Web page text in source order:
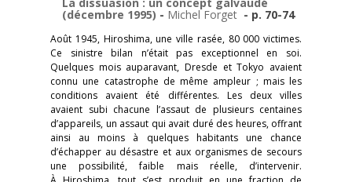
(décembre 1995) - Michel Forget - p. 70-74
Août 1945, Hiroshima, une ville rasée, 80 000 victimes.
Ce sinistre bilan n’était pas exceptionnel en soi.
Quelques mois auparavant, Dresde et Tokyo avaient
connu une catastrophe de même ampleur ; mais les
conditions avaient été différentes. Les deux villes
avaient subi chacune l’assaut de plusieurs centaines
d’appareils, un assaut qui avait duré des heures, offrant
ainsi au moins à quelques habitants une chance
d’échapper au désastre et aux organismes de secours
une possibilité, faible mais réelle, d’intervenir.